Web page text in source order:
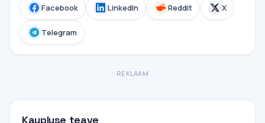
Facebook LinkedIn Reddit X
Telegram
REKLAAM
Kaupluse teave